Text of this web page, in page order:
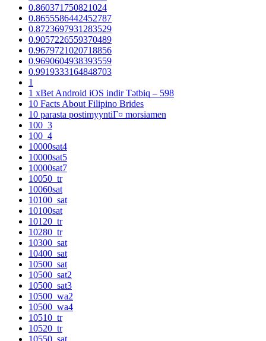
0.860371750821024
0.8655586442452787
0.8723697931283529
0.9057226559370489
0.9679721020718856
0.9690604938393559
0.9919333164848703
1
1 xBet Android iOS indir Tətbiq – 598
10 Facts About Filipino Brides
10 parasta postimyyntiГ¤ morsiamen
100_3
100_4
10000sat4
10000sat5
10000sat7
10050_tr
10060sat
10100_sat
10100sat
10120_tr
10280_tr
10300_sat
10400_sat
10500_sat
10500_sat2
10500_sat3
10500_wa2
10500_wa4
10510_tr
10520_tr
10550_sat